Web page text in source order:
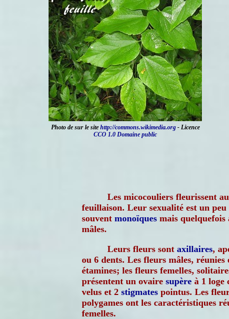
Photo de sur le site http://commons.wikimedia.org- Licence
CCO 1.0 Domaine public
Les micocouliers fleurissent
feuillaison. Leur sexualité est un
souvent monoïques mais quelquefois
mâles.
Leurs fleurs sont axillaires,
ou 6 dents. Les fleurs mâles, réunies
étamines; les fleurs femelles,
présentent un ovaire supère à 1 loge
velus et 2 stigmates pointus. Les
polygames ont les caractéristiques
femelles.